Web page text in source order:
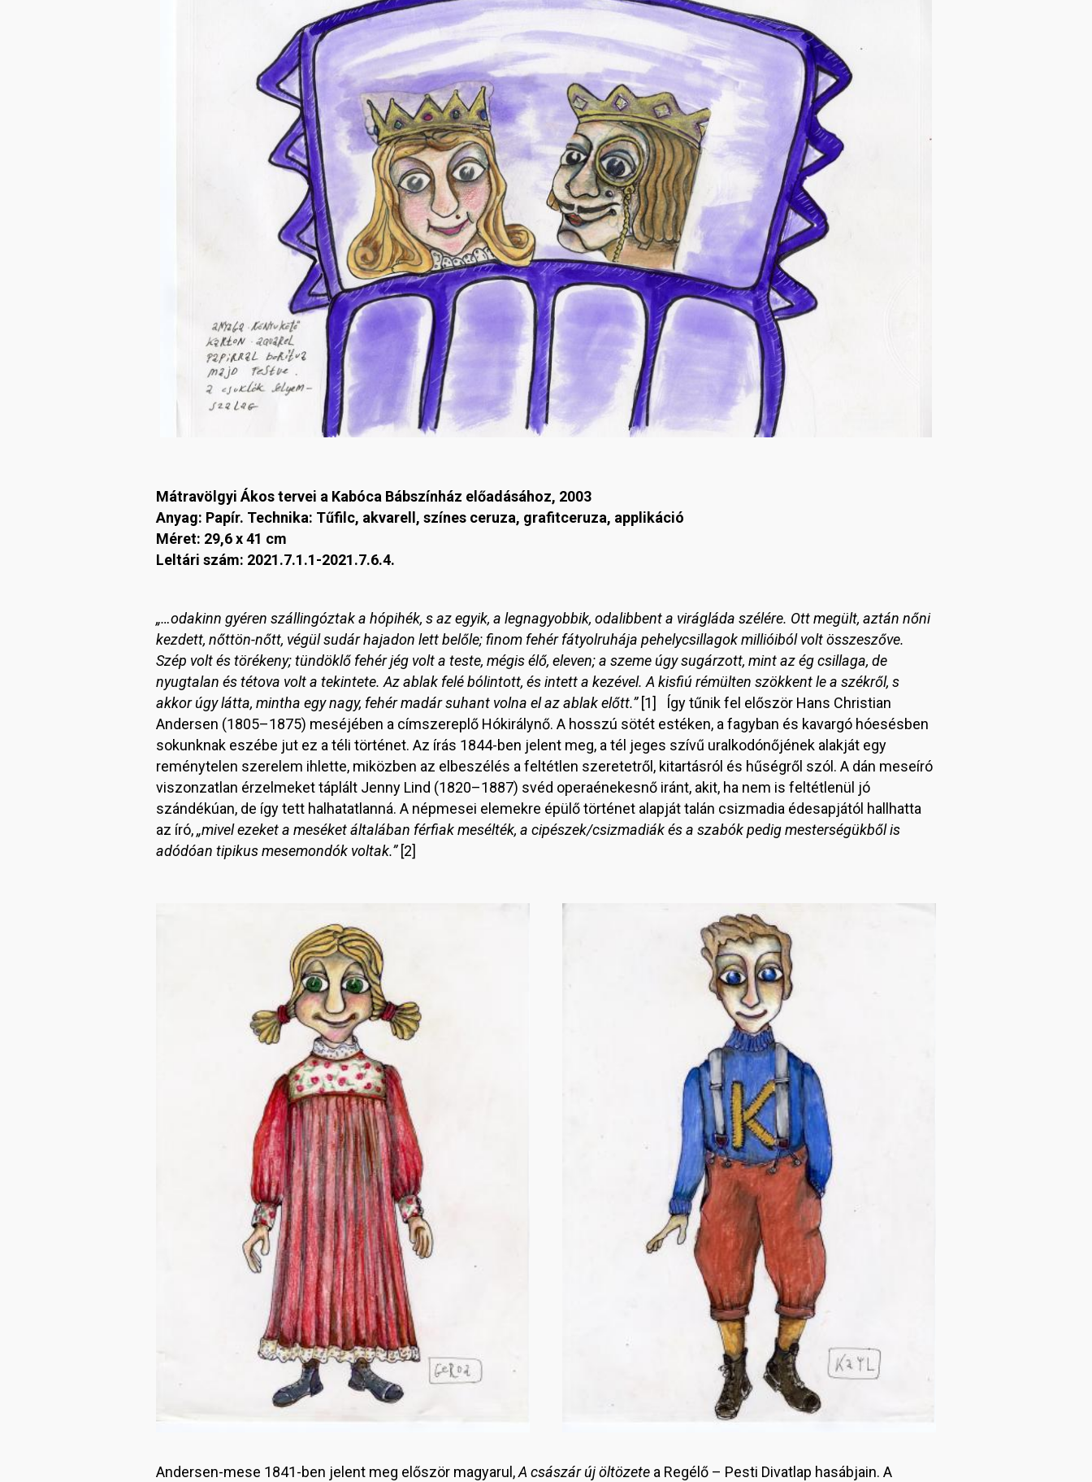
Mátravölgyi Ákos tervei a Kabóca Bábszínház előadásához, 2003
Anyag: Papír. Technika: Tűfilc, akvarell, színes ceruza, grafitceruza, applikáció
Méret: 29,6 x 41 cm
Leltári szám: 2021.7.1.1-2021.7.6.4.
„…odakinn gyéren szállingóztak a hópihék, s az egyik, a legnagyobbik, odalibbent a virágláda szélére. Ott megült, aztán nőni
kezdett, nőttön-nőtt, végül sudár hajadon lett belőle; finom fehér fátyolruhája pehelycsillagok millióiból volt összeszőve.
Szép volt és törékeny; tündöklő fehér jég volt a teste, mégis élő, eleven; a szeme úgy sugárzott, mint az ég csillaga, de
nyugtalan és tétova volt a tekintete. Az ablak felé bólintott, és intett a kezével. A kisfiú rémülten szökkent le a székről, s
akkor úgy látta, mintha egy nagy, fehér madár suhant volna el az ablak előtt.”[1] Így tűnik fel először Hans Christian
Andersen (1805–1875) meséjében a címszereplő Hókirálynő. A hosszú sötét estéken, a fagyban és kavargó hóesésben
sokunknak eszébe jut ez a téli történet. Az írás 1844-ben jelent meg, a tél jeges szívű uralkodónőjének alakját egy
reménytelen szerelem ihlette, miközben az elbeszélés a feltétlen szeretetről, kitartásról és hűségről szól. A dán meseíró
viszonzatlan érzelmeket táplált Jenny Lind (1820–1887) svéd operaénekesnő iránt, akit, ha nem is feltétlenül jó
szándékúan, de így tett halhatatlanná. A népmesei elemekre épülő történet alapját talán csizmadia édesapjától hallhatta
az író,„mivel ezeket a meséket általában férfiak mesélték, a cipészek/csizmadiák és a szabók pedig mesterségükből is
adódóan tipikus mesemondók voltak.”[2]
Image
Andersen-mese 1841-ben jelent meg először magyarul,A császár új öltözete a Regélő – Pesti Divatlap hasábjain. A